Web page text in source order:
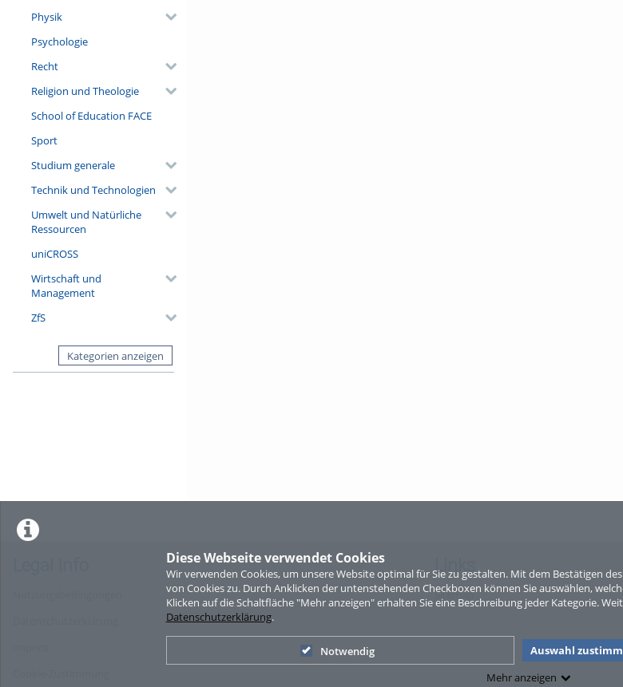
Diese Webseite verwendet Cookies
Wir verwenden Cookies, um unsere Website optimal für Sie zu gestalten. Mit dem Bestätigen
von Cookies zu. Durch Anklicken der untenstehenden Checkboxen können Sie auswählen,
Klicken auf die Schaltfläche "Mehr anzeigen" erhalten Sie eine Beschreibung jeder Kategorie.
Datenschutzerklärung.
Notwendig Auswahl
Mehr anzeigen
Physik
Psychologie
Recht
Religion und Theologie
School of Education FACE
Sport
Studium generale
Technik und Technologien
Umwelt und Natürliche
Ressourcen
uniCROSS
Wirtschaft und
Management
ZfS
Kategorien anzeigen
Links
Sitemap